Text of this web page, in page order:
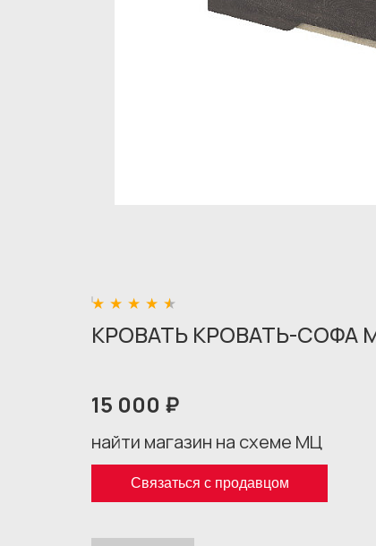
КРОВАТЬ КРОВАТЬ-СОФА
15 000 ₽
найти магазин на схеме МЦ
Связаться с продавцом